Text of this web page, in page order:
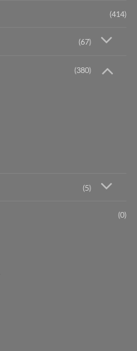
(414)
(67)
(380)
(5)
(0)